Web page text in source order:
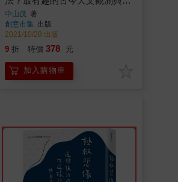
紀爭論
中山茂著
創意市集 出版
2021/10/28 出版
9 折 特價 378 元
加入購物車